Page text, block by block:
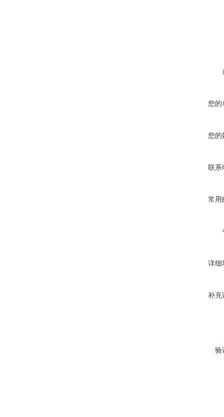
您的
您的
联系
常用
详细
补充
验